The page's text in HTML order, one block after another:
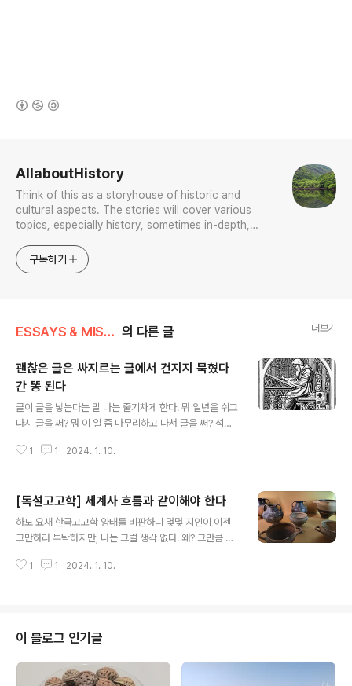
AllaboutHistory
Think of this as a storyhouse of historic and
cultural aspects. The stories will cover various
topics, especially history, sometimes in-depth,
approach will be to resist any common sense or
generalized viewpoint
구독하기
ESSAYS & MISCELLANIES 의 다른 글 더보기
괜찮은 글은 싸지르는 글에서 건지지 묵혔다
간 똥 된다
글이 글을 낳는다는 말 나는 줄기차게 한다. 뭐 일년을 쉬고
다시 글을 써? 뭐 이 일 좀 마무리하고 나서 글을 써? 석박
글을 쓰지 휴식이 글을 쓰지는 못한다. 글로써 승부를 보고
해 봐라. 글쓰는 리차저블 배터리가 아니다. 끊임없이 쓰야
또 나오는 것이 글이다. 그 끊임없는 글에서 괜찮은 글이 나
오는 것이지 묵혀서 쉬어서 쓴 글이 좋은 글? 웃기는 소리
편이라도 더 쓰라. #글쓰기 *** related article *** 글
1 1 2024. 1. 10.
[독설고고학] 세계사 흐름과 같이해야 한다
하도 요새 한국고고학 양태를 비판하니 몇몇 지인이 이젠
그만하라 부탁하지만, 나는 그럴 생각 없다. 왜? 그만큼 이
으며, 그래서 나는 국민과 시민과 공동체를 대면해 한국고
시민사회다. 시민사회를 향해 한국고고학을 고발하는 것이
며, 저따위 것들을 논문이라 써제끼는 놈들이 어찌 고고학
도인가를 고발하고 있는 것이다. 저런 글을 싸지르는 고고
학은 삿대질 상대일 뿐이다. 돌아봐라. 지금 세계고고학 어
1 1 2024. 1. 10.
이 블로그 인기글